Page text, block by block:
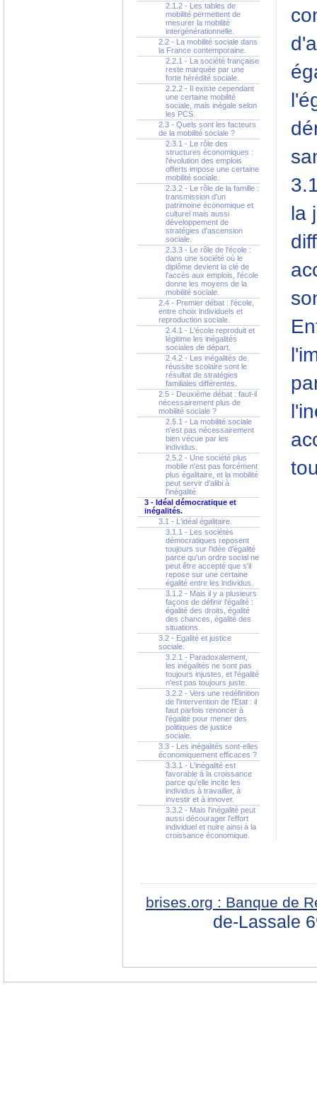
2.1.2 - Les tables de
mobilité permettent de
mesurer la mobilité
intergénérationnelle.
2.2 - La mobilité sociale dans
la France contemporaine.
2.2.1 - La société française
reste marquée par une
forte hérédité sociale.
2.2.2 - Il existe cependant
une certaine mobilité
sociale, mais inégale selon
les PCS.
2.3 - Quels sont les facteurs
de la mobilité sociale ?
2.3.1 - Le rôle des
structures économiques :
l'évolution des emplois
offerts impose une certaine
mobilité sociale.
2.3.2 - Le rôle de la famille :
transmission d'un
patrimoine économique et
culturel mais aussi
développement de
stratégies d'ascension
sociale.
2.3.3 - Le rôle de l'école :
dans une société où le
diplôme devient la clé de
l'accès aux emplois, l'école
donne les moyens de la
mobilité sociale.
2.4 - Premier débat : l'école,
entre choix individuels et
reproduction sociale.
2.4.1 - L'école reproduit et
légitime les inégalités
sociales de départ.
2.4.2 - Les inégalités de
réussite scolaire sont le
résultat de stratégies
familiales différentes.
2.5 - Deuxième débat : faut-il
nécessairement plus de
mobilité sociale ?
2.5.1 - La mobilité sociale
n'est pas nécessairement
bien vécue par les
individus.
2.5.2 - Une société plus
mobile n'est pas forcément
plus égalitaire, et la mobilité
peut servir d'alibi à
l'inégalité.
3 - Idéal démocratique et
inégalités.
3.1 - L'idéal égalitaire.
3.1.1 - Les sociétés
démocratiques reposent
toujours sur l'idée d'égalité
parce qu'un ordre social ne
peut être accepté que s'il
repose sur une certaine
égalité entre les individus.
3.1.2 - Mais il y a plusieurs
façons de définir l'égalité :
égalité des droits, égalité
des chances, égalité des
situations.
3.2 - Egalité et justice
sociale.
3.2.1 - Paradoxalement,
les inégalités ne sont pas
toujours injustes, et l'égalité
n'est pas toujours juste.
3.2.2 - Vers une redéfinition
de l'intervention de l'Etat : il
faut parfois renoncer à
l'égalité pour mener des
politiques de justice
sociale.
3.3 - Les inégalités sont-elles
économiquement efficaces ?
3.3.1 - L'inégalité est
favorable à la croissance
parce qu'elle incite les
individus à travailler, à
investir et à innover.
3.3.2 - Mais l'inégalité peut
aussi décourager l'effort
individuel et nuire ainsi à la
croissance économique.
la
brises.org : Banque de
de-Lassale